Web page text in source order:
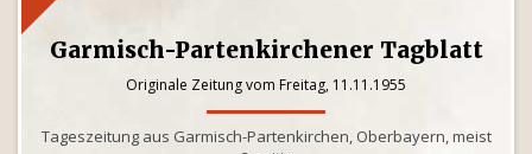
Garmisch-Partenkirchener Tagblatt
Originale Zeitung vom Freitag, 11.11.1955
Tageszeitung aus Garmisch-Partenkirchen, Oberbayern, meist